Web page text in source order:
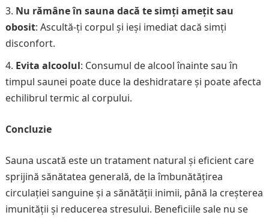
Nu rămâne în sauna dacă te simți amețit sau
obosit: Ascultă-ți corpul și ieși imediat dacă simți
disconfort.
Evita alcoolul: Consumul de alcool înainte sau în
timpul saunei poate duce la deshidratare și poate afecta
echilibrul termic al corpului.
Concluzie
Sauna uscată este un tratament natural și eficient care
sprijină sănătatea generală, de la îmbunătățirea
circulației sanguine și a sănătății inimii, până la creșterea
imunității și reducerea stresului. Beneficiile sale nu se